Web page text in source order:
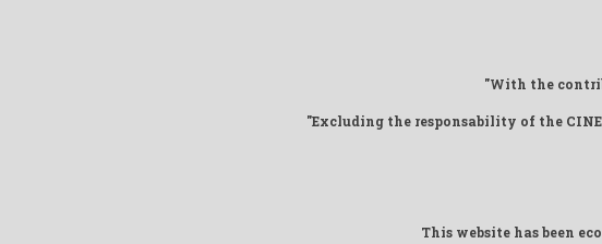
"With the
"Excluding the responsability of the
This website has been